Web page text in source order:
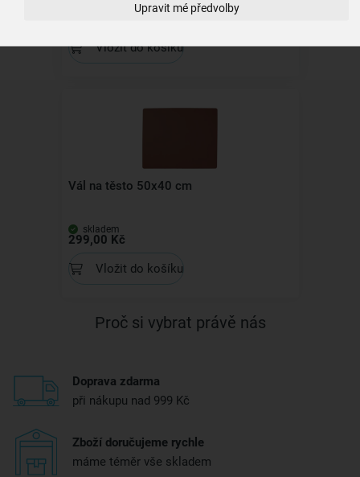
Upravit mé předvolby
Vložit do košíku
Vál na těsto 50x40 cm
skladem
299,00 Kč
Vložit do košíku
Proč si vybrat právě nás
Doprava zdarma
při nákupu nad 999 Kč
Zboží doručujeme rychle
máme téměr vše skladem